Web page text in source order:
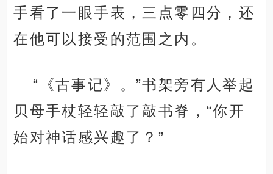
手看了一眼手表，三点零四分，还
在他可以接受的范围之内。
“《古事记》。”书架旁有人举起
贝母手杖轻轻敲了敲书脊，“你开
始对神话感兴趣了？”